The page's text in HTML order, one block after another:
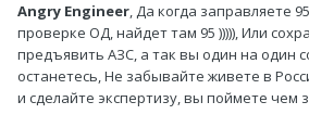
Angry Engineer, Да когда заправляете
проверке ОД, найдет там 95 ))))), Или
предъявить АЗС, а так вы один на один
останетесь, Не забывайте живете в
и сделайте экспертизу, вы поймете чем